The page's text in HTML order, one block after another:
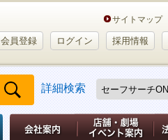
サイトマップ
会員登録 ログイン 採用情報
詳細検索